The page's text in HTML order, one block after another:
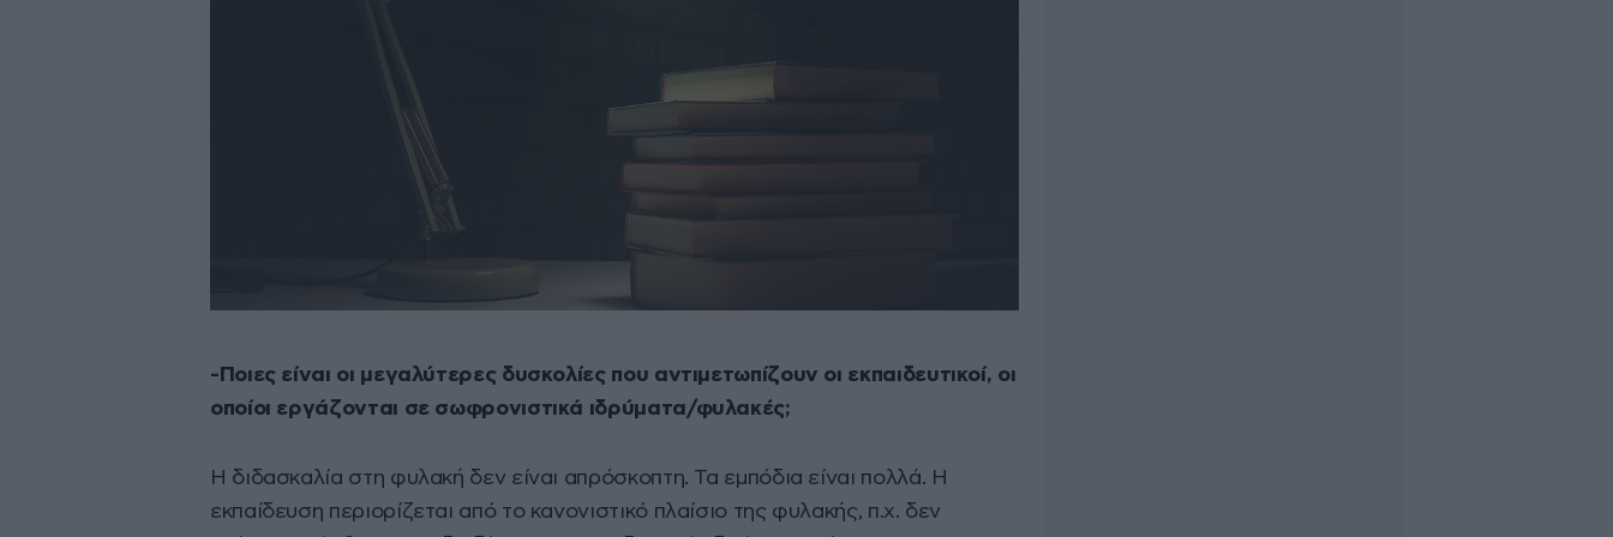
-Ποιες είναι οι μεγαλύτερες δυσκολίες που αντιμετωπίζουν οι εκπαιδευτικοί, οι
οποίοι εργάζονται σε σωφρονιστικά ιδρύματα/φυλακές;
Η διδασκαλία στη φυλακή δεν είναι απρόσκοπτη. Τα εμπόδια είναι πολλά. Η
εκπαίδευση περιορίζεται από το κανονιστικό πλαίσιο της φυλακής, π.χ. δεν